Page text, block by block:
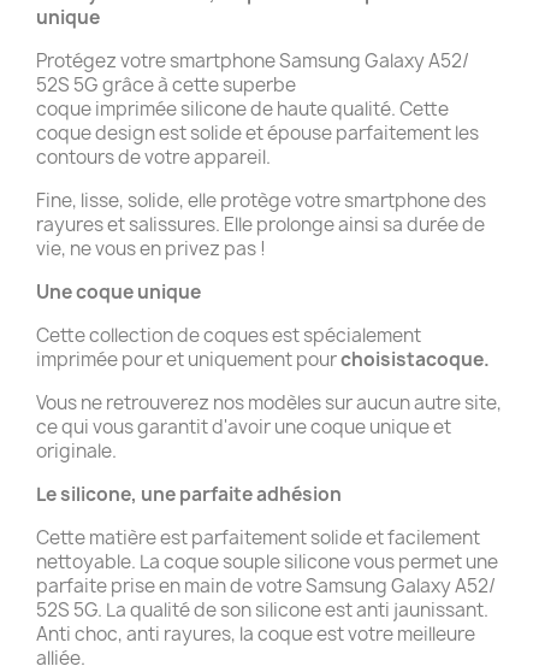
unique
Protégez votre smartphone Samsung Galaxy A52/
52S 5G grâce à cette superbe
coque imprimée silicone de haute qualité. Cette
coque design est solide et épouse parfaitement les
contours de votre appareil.
Fine, lisse, solide, elle protège votre smartphone des
rayures et salissures. Elle prolonge ainsi sa durée de
vie, ne vous en privez pas !
Une coque unique
Cette collection de coques est spécialement
imprimée pour et uniquement pourchoisistacoque.
Vous ne retrouverez nos modèles sur aucun autre site,
ce qui vous garantit d'avoir une coque unique et
originale.
Le silicone, une parfaite adhésion
Cette matière est parfaitement solide et facilement
nettoyable. La coque souple silicone vous permet une
parfaite prise en main de votre Samsung Galaxy A52/
52S 5G. La qualité de son silicone est anti jaunissant.
Anti choc, anti rayures, la coque est votre meilleure
alliée.